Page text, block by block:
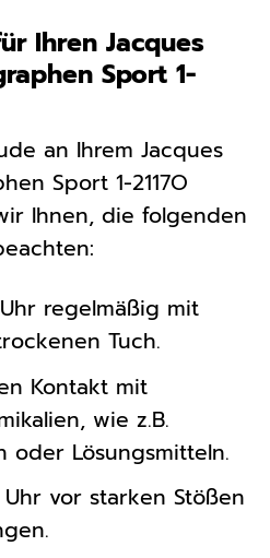
Ihren Jacques
Sport 1-
an Ihrem Jacques
Sport 1-2117O
Ihnen, die folgenden
regelmäßig mit
Tuch.
Kontakt mit
wie z.B.
oder Lösungsmitteln.
vor starken Stößen